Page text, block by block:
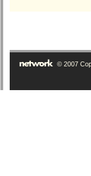
© 2007